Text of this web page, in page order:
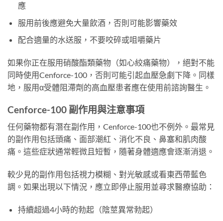
應
服用前後應避免大量飲酒，否則可能影響藥效
配合適量的水送服，不要咬碎或咀嚼藥片
如果你正在服用硝酸酯類藥物（如心絞痛藥物），絕對不能
同時使用Cenforce-100，否則可能引起血壓急劇下降。同樣
地，服用α受體阻滯劑的高血壓患者應在使用前諮詢醫生。
Cenforce-100 副作用與注意事項
任何藥物都有潛在副作用，Cenforce-100也不例外。最常見
的副作用包括頭痛、面部潮紅、消化不良、鼻塞和肌肉酸
痛。這些症狀通常輕微且短暫，隨著身體適應會逐漸消退。
較少見的副作用包括視力模糊、對光敏感或看東西帶藍色
調。如果出現以下情況，應立即停止服用並尋求醫療協助：
持續超過4小時的勃起（陰莖異常勃起）